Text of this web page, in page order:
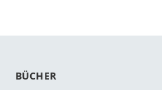
BÜCHER